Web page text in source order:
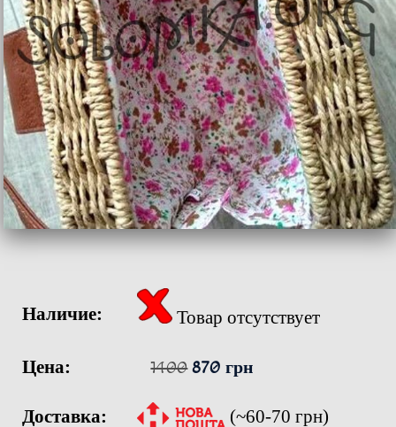
Наличие: Товар отсутствует
Цена: 1400 870 грн
Доставка: (~60-70 грн)